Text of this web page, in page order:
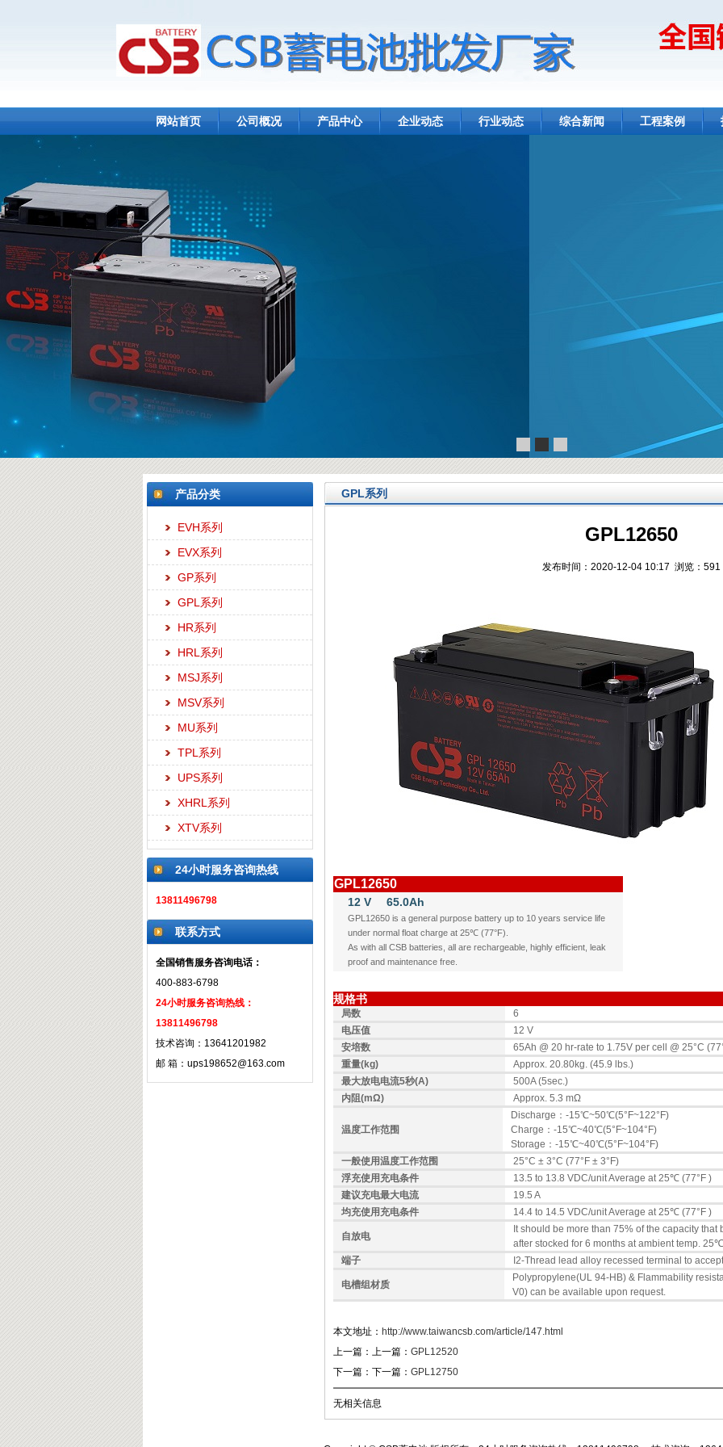
网站首页 公司概况 产品中心 企业动态 行业动态 综合新闻 工程案例
产品分类
EVH系列
EVX系列
GP系列
GPL系列
HR系列
HRL系列
MSJ系列
MSV系列
MU系列
TPL系列
UPS系列
XHRL系列
XTV系列
24小时服务咨询热线
13811496798
联系方式
全国销售服务咨询电话：
400-883-6798
24小时服务咨询热线：
13811496798
技术咨询：13641201982
邮 箱：ups198652@163.com
GPL系列
GPL12650
发布时间：2020-12-04 10:17 浏览： 591
GPL12650
12 V 65.0Ah
GPL12650 is a general purpose battery up to 10 years service life
under normal float charge at 25℃ (77°F).
As with all CSB batteries, all are rechargeable, highly efficient, leak
proof and maintenance free.
规格书
局数
6
电压值
12 V
安培数
65Ah @ 20 hr-rate to 1.75V per cell @ 25°C
重量(kg)
Approx. 20.80kg. (45.9 lbs.)
最大放电电流5秒(A)
500A (5sec.)
内阻(mΩ)
Approx. 5.3 mΩ
温度工作范围
Discharge：-15℃~50℃(5°F~122°F)
Charge：-15℃~40℃(5°F~104°F)
Storage：-15℃~40℃(5°F~104°F)
一般使用温度工作范围
25°C ± 3°C (77°F ± 3°F)
浮充使用充电条件
13.5 to 13.8 VDC/unit Average at 25℃ (77°F )
建议充电最大电流
19.5 A
均充使用充电条件
14.4 to 14.5 VDC/unit Average at 25℃ (77°F )
自放电
It should be more than 75% of the capacity that
after stocked for 6 months at ambient temp. 25℃
端子
I2-Thread lead alloy recessed terminal to
电槽组材质
Polypropylene(UL 94-HB) & Flammability
V0) can be available upon request.
本文地址： http://www.taiwancsb.com/article/147.html
上一篇：上一篇： GPL12520
下一篇：下一篇： GPL12750
无相关信息